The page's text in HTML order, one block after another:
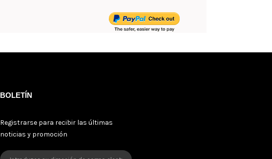
BOLETÍN
Registrarse para recibir las últimas
noticias y promoción